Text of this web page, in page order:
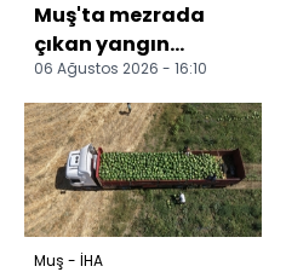
Muş'ta mezrada
çıkan yangın
büyümeden
söndürüldü
06 Ağustos 2026 - 16:10
Muş - İHA